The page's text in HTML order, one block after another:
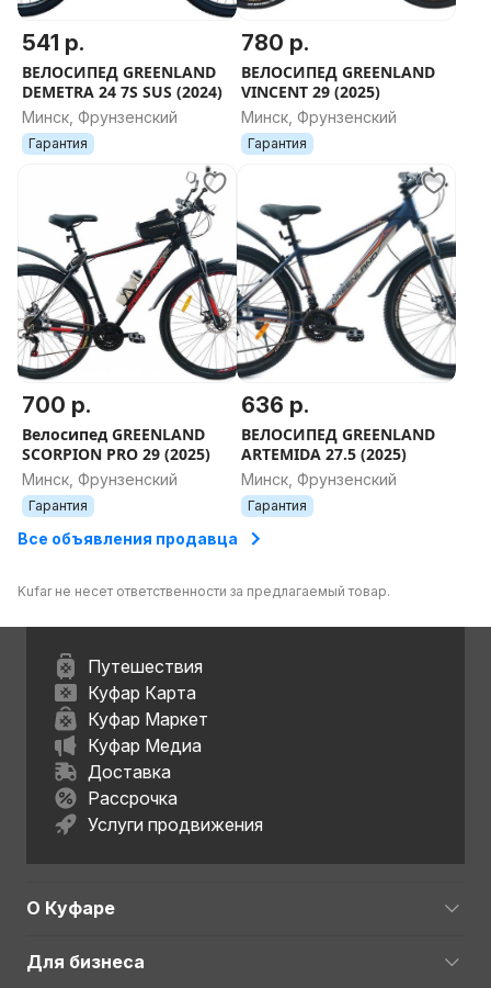
541 р.
ВЕЛОСИПЕД GREENLAND
DEMETRA 24 7S SUS (2024)
Минск, Фрунзенский
Гарантия
780 р.
ВЕЛОСИПЕД GREENLAND
VINCENT 29 (2025)
Минск, Фрунзенский
Гарантия
700 р.
Велосипед GREENLAND
SCORPION PRO 29 (2025)
Минск, Фрунзенский
Гарантия
636 р.
ВЕЛОСИПЕД GREENLAND
ARTEMIDA 27.5 (2025)
Минск, Фрунзенский
Гарантия
Все объявления продавца
Kufar не несет ответственности за предлагаемый товар.
Путешествия
Куфар Карта
Куфар Маркет
Куфар Медиа
Доставка
Рассрочка
Услуги продвижения
О Куфаре
Для бизнеса